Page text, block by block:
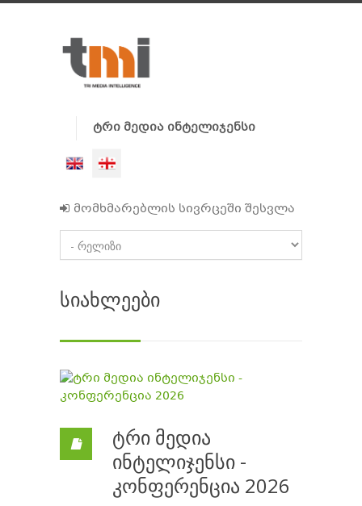
ტრი მედია ინტელიჯენსი
მომხმარებლის სივრცეში შესვლა
სიახლეები
ტრი მედია
ინტელიჯენსი -
კონფერენცია 2026